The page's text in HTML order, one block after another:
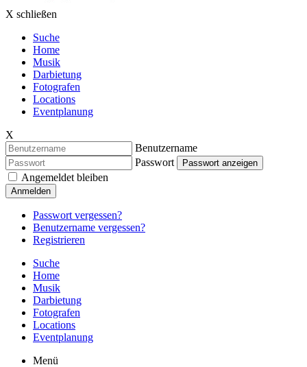
X schließen
Suche
Home
Musik
Darbietung
Fotografen
Locations
Eventplanung
X
Benutzername
Passwort
Passwort anzeigen
Angemeldet bleiben
Anmelden
Passwort vergessen?
Benutzername vergessen?
Registrieren
Suche
Home
Musik
Darbietung
Fotografen
Locations
Eventplanung
Menü